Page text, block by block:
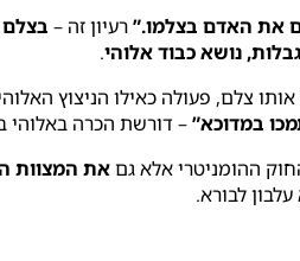
את האדם בצלמו.”רעיון זה –
נושא כבוד אלוהי.
צלם, פעולה כאילו הניצוץ
במדוכא”– דורשת הכרה באלוהי
ההומניטרי אלא גםאת המצוות
לבורא.